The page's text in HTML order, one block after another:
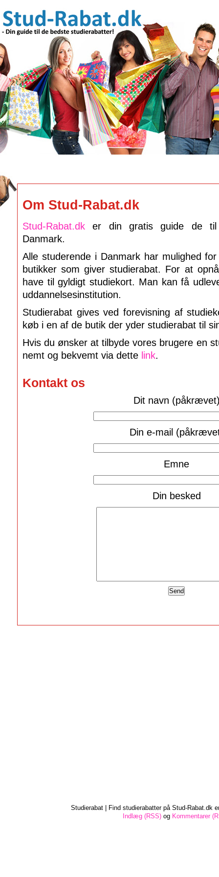
Om Stud-Rabat.dk
Stud-Rabat.dk er din gratis guide de til
Danmark.
Alle studerende i Danmark har mulighed
butikker som giver studierabat. For at
have til gyldigt studiekort. Man kan få
uddannelsesinstitution.
Studierabat gives ved forevisning af
køb i en af de butik der yder studierabat til
Hvis du ønsker at tilbyde vores brugere en
nemt og bekvemt via dette link.
Kontakt os
Dit navn
Din e-mail
Emne
Din besked
Studierabat | Find studierabatter på Stud-Rabat.dk
Indlæg (RSS) og Kommentarer